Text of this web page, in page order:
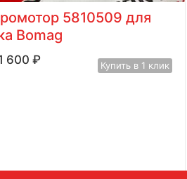
5810509 для
Bomag
600₽ Купить в 1 клик